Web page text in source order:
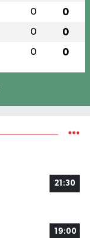
0 0
0 0
0 0
21:30
19:00